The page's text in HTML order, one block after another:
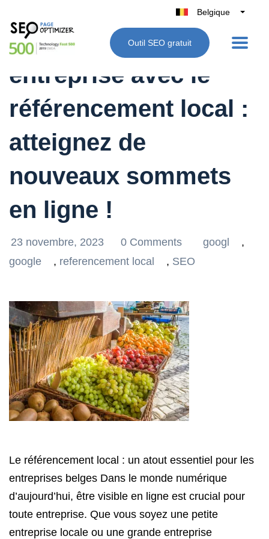
Belgique
België
Nederland
UK
Outil SEO gratuit
Boostez votre
entreprise avec le
référencement local :
atteignez de
nouveaux sommets
en ligne !
23 novembre, 2023 0 Comments googl
,
google
, referencement local , SEO
Le référencement local : un atout essentiel pour les
entreprises belges Dans le monde numérique
d’aujourd’hui, être visible en ligne est crucial pour
toute entreprise. Que vous soyez une petite
entreprise locale ou une grande entreprise